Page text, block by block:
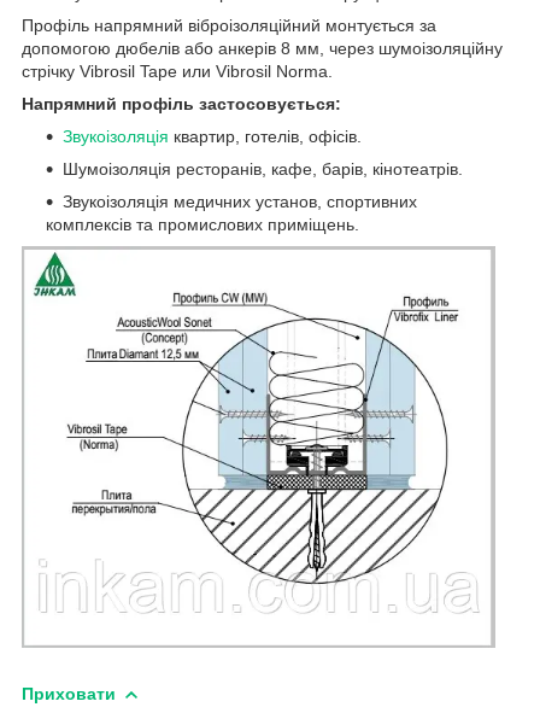
Профіль напрямний віброізоляційний монтується за
допомогою дюбелів або анкерів 8 мм, через шумоізоляційну
стрічку Vibrosil Tape или Vibrosil Norma.
Напрямний профіль застосовується:
Звукоізоляція квартир, готелів, офісів.
Шумоізоляція ресторанів, кафе, барів, кінотеатрів.
Звукоізоляція медичних установ, спортивних
комплексів та промислових приміщень.
Приховати